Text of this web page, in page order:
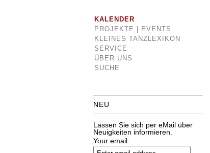
KALENDER
PROJEKTE | EVENTS
KLEINES TANZLEXIKON
SERVICE
ÜBER UNS
SUCHE
NEU
Lassen Sie sich per eMail über
Neuigkeiten informieren.
Your email: